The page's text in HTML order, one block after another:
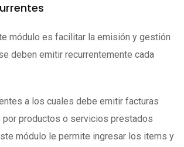
módulo es facilitar la emisión y gestión
deben emitir recurrentemente cada
a los cuales debe emitir facturas
productos o servicios prestados
módulo le permite ingresar los items y